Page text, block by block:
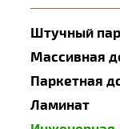
Штучный
Массивная
Паркетная
Ламинат